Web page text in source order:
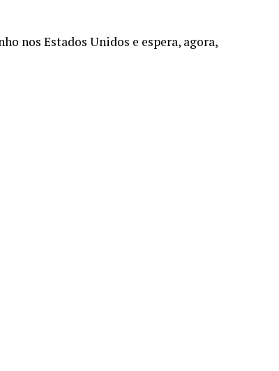
nos Estados Unidos e espera, agora,